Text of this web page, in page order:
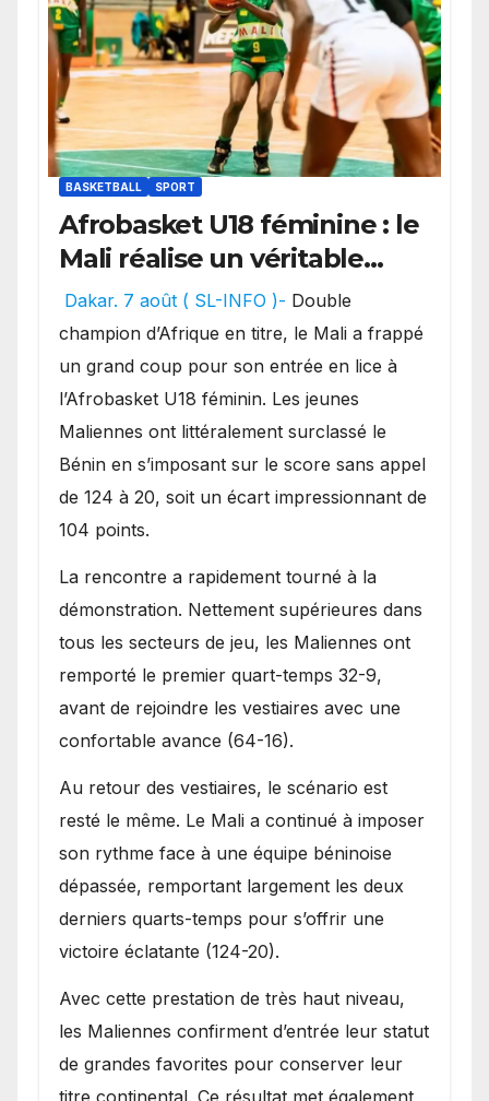
BASKETBALL SPORT
Afrobasket U18 féminine : le
Mali réalise un véritable
festival offensif et inflige
une lourde défaite au
Bénin.
Dakar. 7 août ( SL-INFO )- Double
champion d’Afrique en titre, le Mali a frappé
un grand coup pour son entrée en lice à
l’Afrobasket U18 féminin. Les jeunes
Maliennes ont littéralement surclassé le
Bénin en s’imposant sur le score sans appel
de 124 à 20, soit un écart impressionnant de
104 points.
La rencontre a rapidement tourné à la
démonstration. Nettement supérieures dans
tous les secteurs de jeu, les Maliennes ont
remporté le premier quart-temps 32-9,
avant de rejoindre les vestiaires avec une
confortable avance (64-16).
Au retour des vestiaires, le scénario est
resté le même. Le Mali a continué à imposer
son rythme face à une équipe béninoise
dépassée, remportant largement les deux
derniers quarts-temps pour s’offrir une
victoire éclatante (124-20).
Avec cette prestation de très haut niveau,
les Maliennes confirment d’entrée leur statut
de grandes favorites pour conserver leur
titre continental. Ce résultat met également